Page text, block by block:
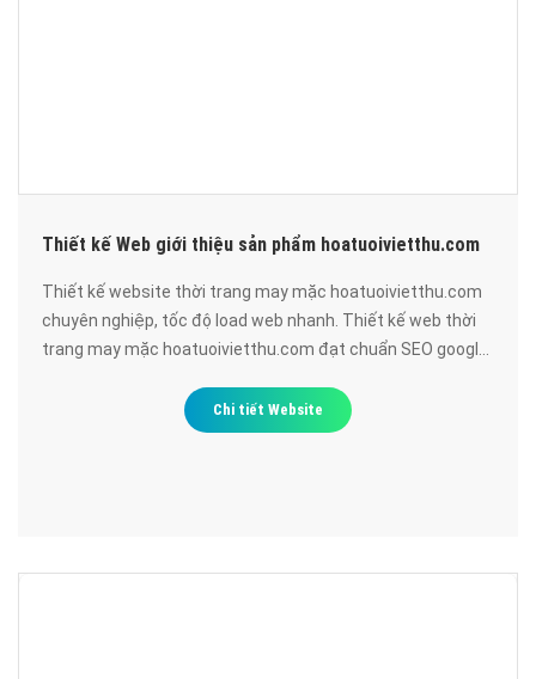
Thiết kế Web giới thiệu sản phẩm hoatuoivietthu.com
Thiết kế website thời trang may mặc hoatuoivietthu.com
chuyên nghiệp, tốc độ load web nhanh. Thiết kế web thời
trang may mặc hoatuoivietthu.com đạt chuẩn SEO google,
Chi tiết Website